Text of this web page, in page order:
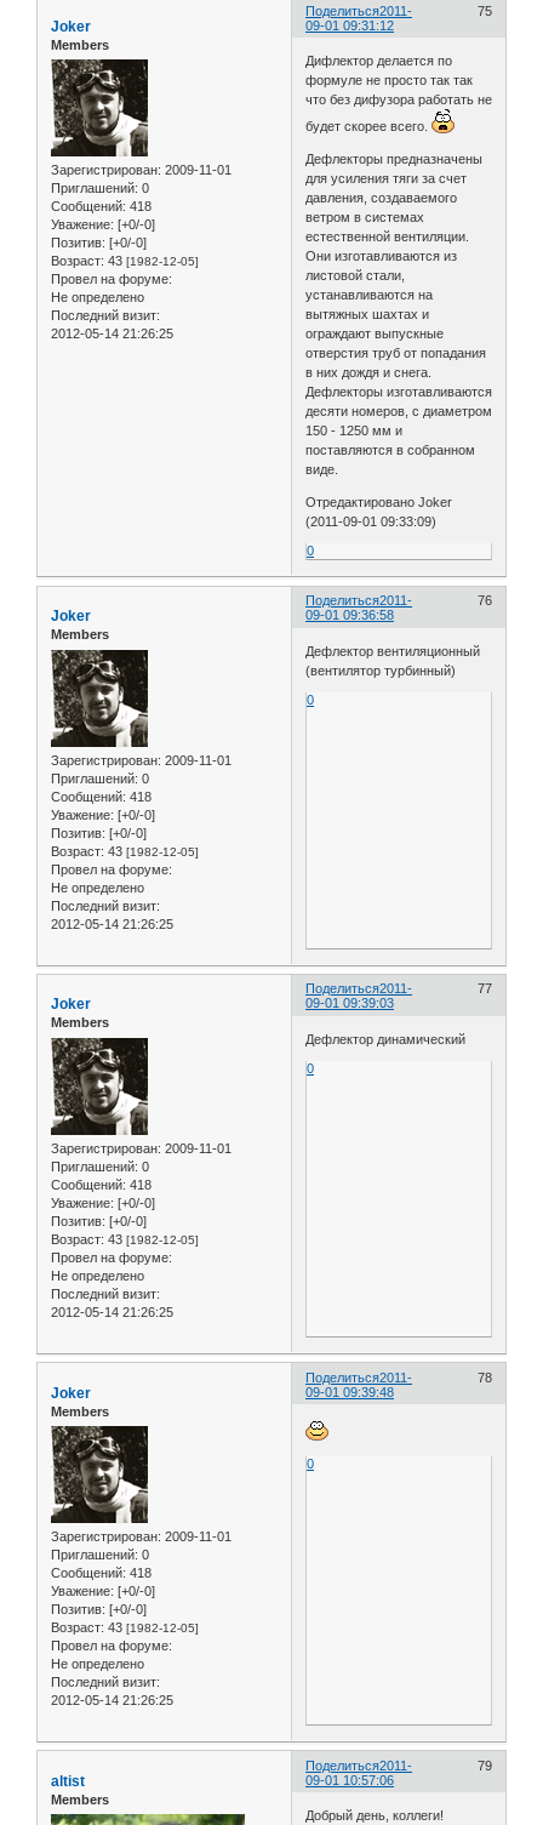
Поделиться 75
2011-
09-01 09:31:12
Joker
Members
Зарегистрирован: 2009-11-01
Приглашений: 0
Сообщений: 418
Уважение: [+0/-0]
Позитив: [+0/-0]
Возраст: 43 [1982-12-05]
Провел на форуме:
Не определено
Последний визит:
2012-05-14 21:26:25
Дифлектор делается по
формуле не просто так так
что без дифузора работать не
будет скорее всего.
Дефлекторы предназначены
для усиления тяги за счет
давления, создаваемого
ветром в системах
естественной вентиляции.
Они изготавливаются из
листовой стали,
устанавливаются на
вытяжных шахтах и
ограждают выпускные
отверстия труб от попадания
в них дождя и снега.
Дефлекторы изготавливаются
десяти номеров, с диаметром
150 - 1250 мм и
поставляются в собранном
виде.
Отредактировано Joker
(2011-09-01 09:33:09)
0
Поделиться 76
2011-
09-01 09:36:58
Joker
Members
Зарегистрирован: 2009-11-01
Приглашений: 0
Сообщений: 418
Уважение: [+0/-0]
Позитив: [+0/-0]
Возраст: 43 [1982-12-05]
Провел на форуме:
Не определено
Последний визит:
2012-05-14 21:26:25
Дефлектор вентиляционный
(вентилятор турбинный)
0
Поделиться 77
2011-
09-01 09:39:03
Joker
Members
Зарегистрирован: 2009-11-01
Приглашений: 0
Сообщений: 418
Уважение: [+0/-0]
Позитив: [+0/-0]
Возраст: 43 [1982-12-05]
Провел на форуме:
Не определено
Последний визит:
2012-05-14 21:26:25
Дефлектор динамический
0
Поделиться 78
2011-
09-01 09:39:48
Joker
Members
Зарегистрирован: 2009-11-01
Приглашений: 0
Сообщений: 418
Уважение: [+0/-0]
Позитив: [+0/-0]
Возраст: 43 [1982-12-05]
Провел на форуме:
Не определено
Последний визит:
2012-05-14 21:26:25
0
Поделиться 79
2011-
09-01 10:57:06
altist
Members
Добрый день, коллеги!